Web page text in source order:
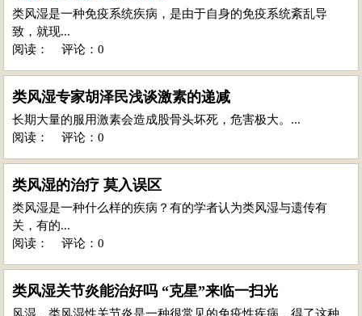
类风湿是一种免疫系统疾病，是由于自身的免疫系统紊乱导
致，就现...
阅读：
评论：0
类风湿专家胡泽民浅谈激素的递减
长期大量的服用激素会造成股骨头坏死，危害极大。...
阅读：
评论：0
类风湿的治疗 莫入误区
类风湿是一种什么样的疾病？有的学者认为类风湿与遗传有
关，有的...
阅读：
评论：0
类风湿关节炎能治好吗 “克星”来临一扫光
风湿、类风湿性关节炎是一种很常见的免疫性疾病，得了这种